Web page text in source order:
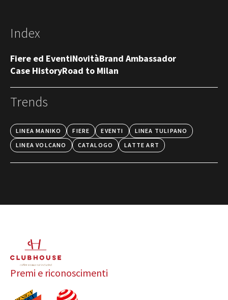
Index
Fiere ed EventiNovitàBrand Ambassador
Case HistoryRoad to Milan
Trends
LINEA MANIKO FIERE EVENTI
LINEA TULIPANO
LINEA VOLCANO
CATALOGO LATTE ART
Premi e riconoscimenti